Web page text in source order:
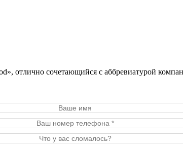
отлично сочетающийся с аббревиатурой